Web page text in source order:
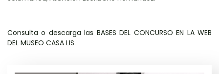
Consulta o descarga las BASES DEL CONCURSO EN LA WEB
DEL MUSEO CASA LIS.